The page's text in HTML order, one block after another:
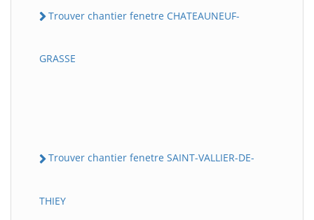
Trouver chantier fenetre CHATEAUNEUF-
GRASSE
Trouver chantier fenetre SAINT-VALLIER-DE-
THIEY